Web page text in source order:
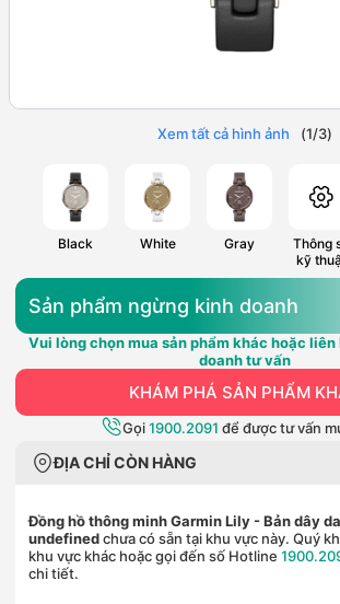
Xem tất cả hình ảnh (1/3)
Black White Gray
Thông
kỹ
Sản phẩm ngừng kinh doanh
Vui lòng chọn mua sản phẩm khác hoặc
doanh tư vấn
KHÁM PHÁ SẢN PHẨM
Gọi1900.2091 để được tư vấn
ĐỊA CHỈ CÒN HÀNG
Đồng hồ thông minh Garmin Lily - Bản dây
undefinedchưa có sẵn tại khu vực này. Quý
khu vực khác hoặc gọi đến số Hotline
chi tiết.